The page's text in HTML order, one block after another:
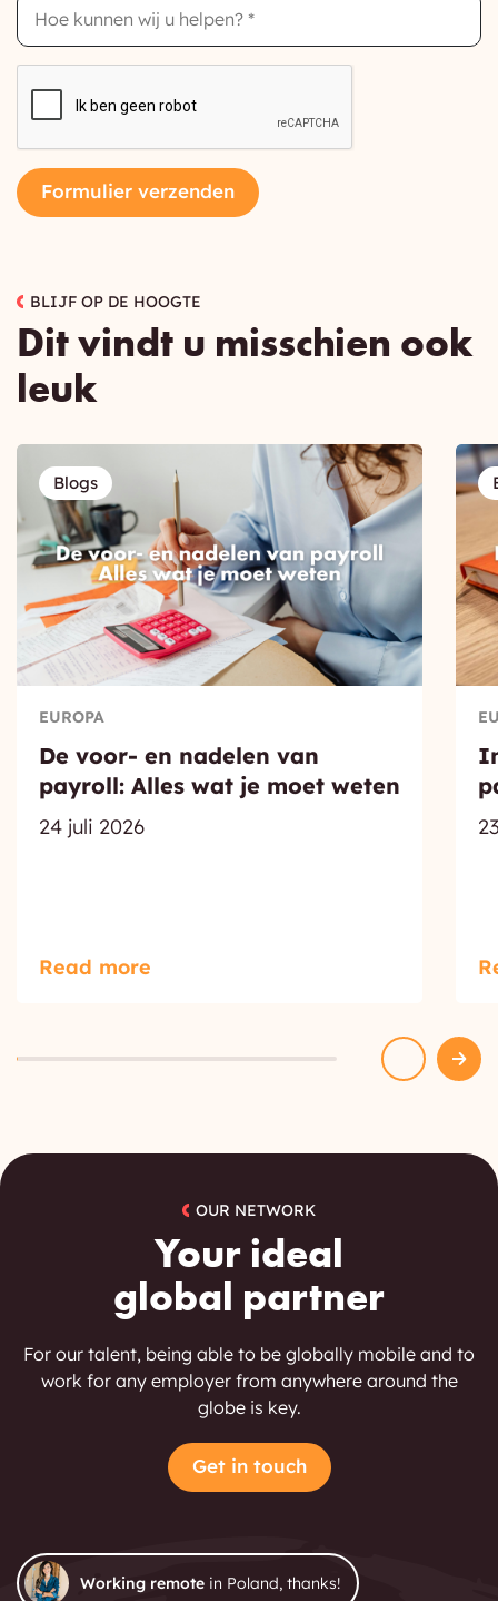
can
we
help
you?
CAPTCHA
Formulier verzenden
BLIJF OP DE HOOGTE
Dit vindt u misschien ook
leuk
Blogs
EUROPA
De voor- en nadelen van
payroll: Alles wat je moet weten
24 juli 2026
Read more
OUR NETWORK
Your ideal
global partner
For our talent, being able to be globally mobile and to
work for any employer from anywhere around the
globe is key.
Get in touch
Working remote in Poland, thanks!